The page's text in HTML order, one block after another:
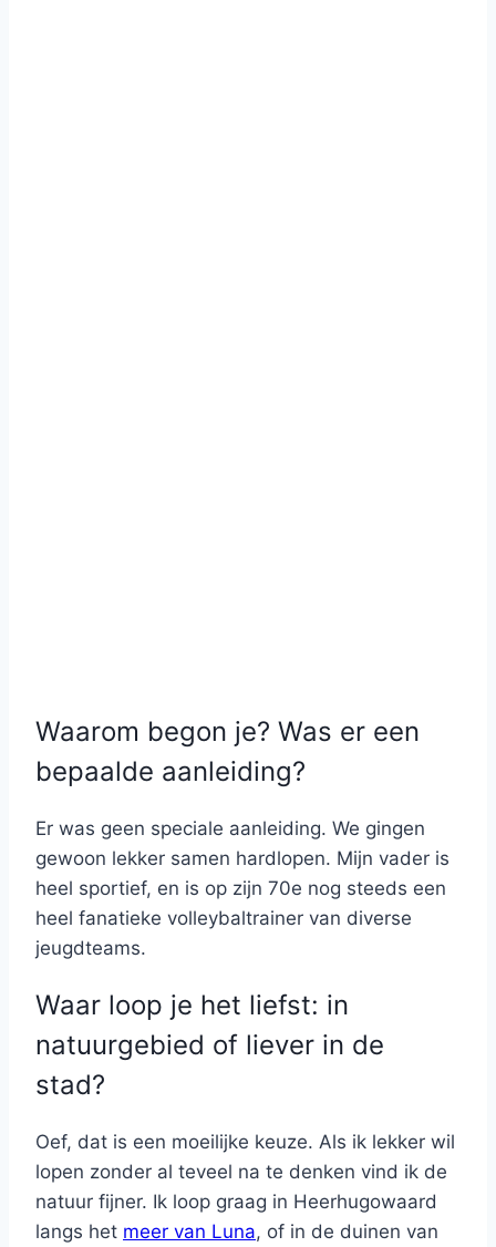
Waarom begon je? Was er een
bepaalde aanleiding?
Er was geen speciale aanleiding. We gingen
gewoon lekker samen hardlopen. Mijn vader is
heel sportief, en is op zijn 70e nog steeds een
heel fanatieke volleybaltrainer van diverse
jeugdteams.
Waar loop je het liefst: in
natuurgebied of liever in de
stad?
Oef, dat is een moeilijke keuze. Als ik lekker wil
lopen zonder al teveel na te denken vind ik de
natuur fijner. Ik loop graag in Heerhugowaard
langs het meer van Luna, of in de duinen van